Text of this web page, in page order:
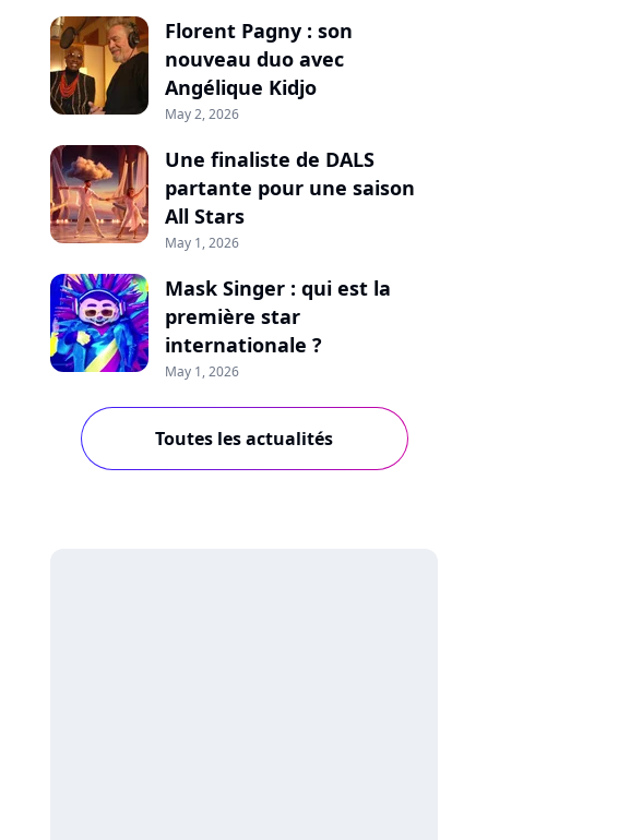
Florent Pagny : son
nouveau duo avec
Angélique Kidjo
May 2, 2026
Une finaliste de DALS
partante pour une saison
All Stars
May 1, 2026
Mask Singer : qui est la
première star
internationale ?
May 1, 2026
Toutes les actualités